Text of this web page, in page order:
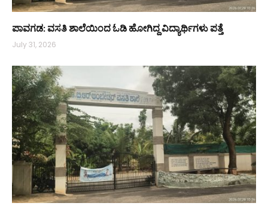
ಪಾವಗಡ: ವಸತಿ ಶಾಲೆಯಿಂದ ಓಡಿ ಹೋಗಿದ್ದ ವಿದ್ಯಾರ್ಥಿಗಳು ಪತ್ತೆ
July 31, 2026